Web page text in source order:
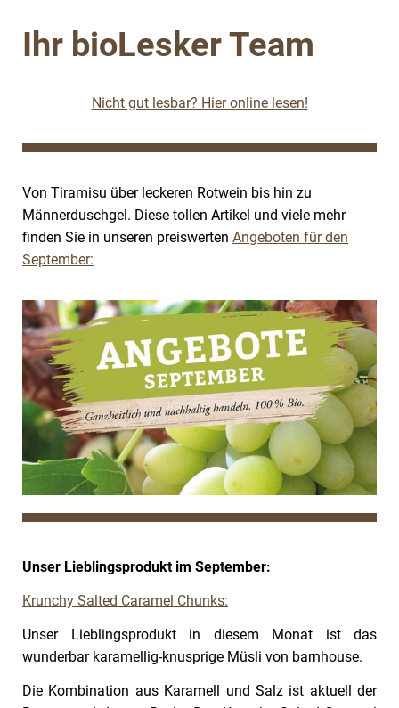
Ihr bioLesker Team
Nicht gut lesbar? Hier online lesen!
Von Tiramisu über leckeren Rotwein bis hin zu
Männerduschgel. Diese tollen Artikel und viele mehr
finden Sie in unseren preiswerten Angeboten für den
September:
Unser Lieblingsprodukt im September:
Krunchy Salted Caramel Chunks:
Unser Lieblingsprodukt in diesem Monat ist das
wunderbar karamellig-knusprige Müsli von barnhouse.
Die Kombination aus Karamell und Salz ist aktuell der